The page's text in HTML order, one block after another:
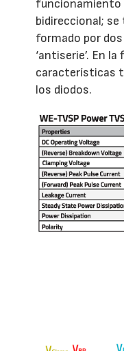
funcionamiento
bidireccional;
formado por
‘antiserie’. En
características
los diodos.